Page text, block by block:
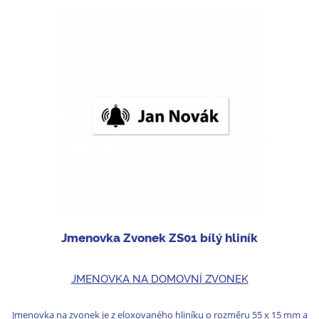
Jmenovka Zvonek ZS01 bílý hliník
JMENOVKA NA DOMOVNÍ ZVONEK
Jmenovka na zvonek je z eloxovaného hliníku o rozměru 55 x 15 mm a